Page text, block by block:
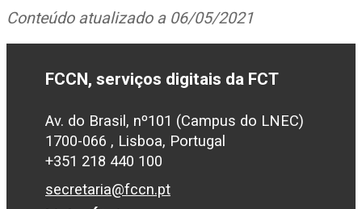
Conteúdo atualizado a 06/05/2021
FCCN, serviços digitais da FCT
Av. do Brasil, nº101 (Campus do LNEC)
1700-066 , Lisboa, Portugal
+351 218 440 100
secretaria@fccn.pt